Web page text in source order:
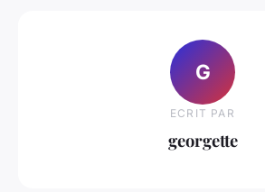
G
ECRIT PAR
georgette